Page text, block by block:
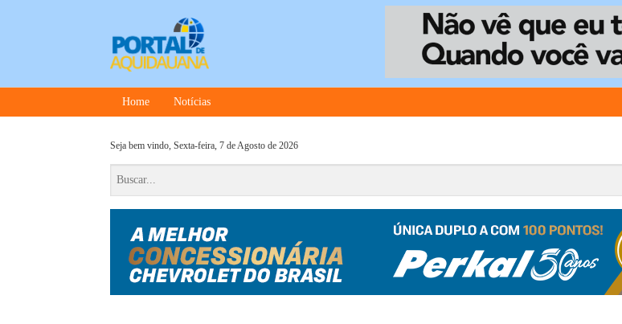
Home Notícias
Seja bem vindo, Sexta-feira, 7 de Agosto de 2026